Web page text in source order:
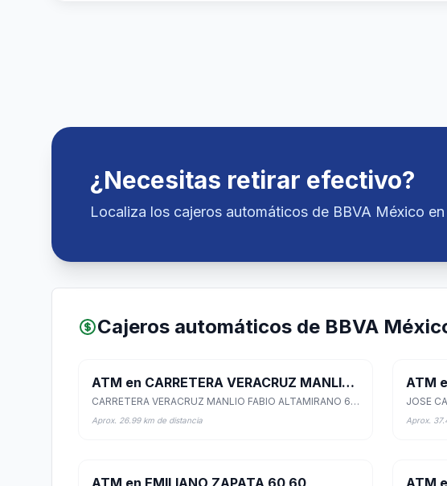
¿Necesitas retirar efectivo?
Localiza los cajeros automáticos de BBVA México
Cajeros automáticos de BBVA
ATM en CARRETERA VERACRUZ MANLIO FABIO ALTAMIRANO 69
CARRETERA VERACRUZ MANLIO FABIO ALTAMIRANO 69, MANLIO FABIO ALTAMIRANO, Manlio Fabio Altamirano, Veracruz de Ignacio de la Llave
Aprox. 26.99 km de distancia
ATM
Aprox.
ATM en EMILIANO ZAPATA 60 60 ATM